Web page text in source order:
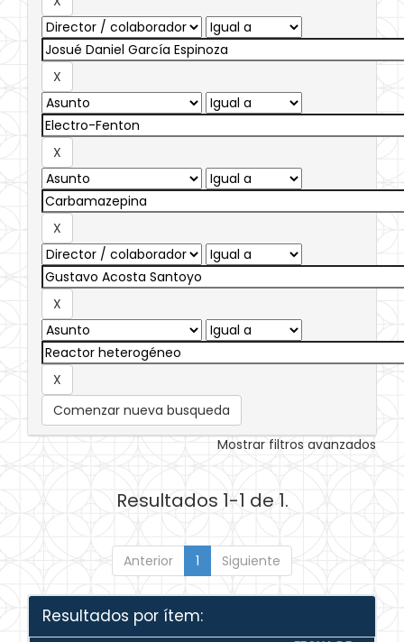
Comenzar nueva busqueda
Mostrar filtros avanzados
Resultados 1-1 de 1.
Anterior 1 Siguiente
Resultados por ítem: